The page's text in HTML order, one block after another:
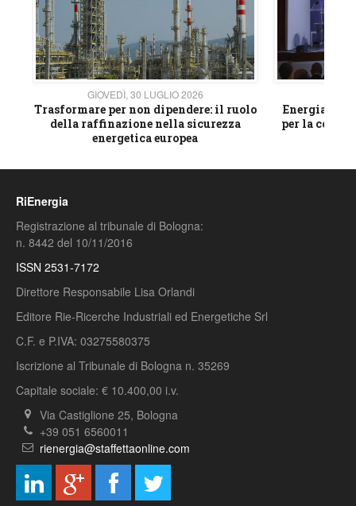
GIOVEDÌ, 30 LUGLIO 2026
Trasformare per non dipendere: il ruolo
della raffinazione nella sicurezza
energetica europea
Energia e
per la
RiEnergia
Registrazione al tribunale di Bologna:
n. 8442 del 10/11/2016
ISSN 2531-7172
Direttore Responsabile Lisa Orlandi
Editore Rie-Ricerche Industriali ed Energetiche Srl
C.F. e P.IVA: 03275580375
Iscrizione al Tribunale di Bologna n. 35269
Capitale sociale: € 10.400,00 i.v.
Via Castiglione 25, Bologna
+39 051 6560011
rienergia@staffettaonline.com